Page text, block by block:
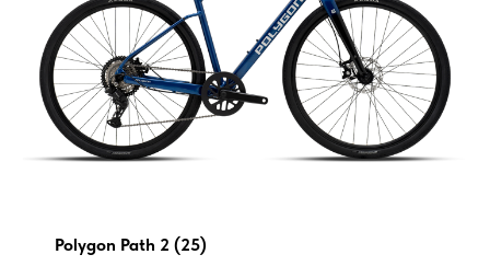
Polygon Path 2 (25)